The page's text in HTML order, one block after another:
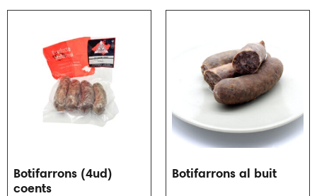
Botifarrons (4ud)
coents
Botifarrons al buit